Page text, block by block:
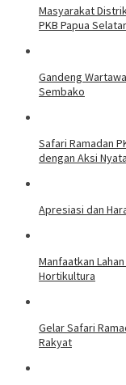
Masyarakat
PKB Papua
​Gandeng
Sembako
Safari Ramadan
dengan Aksi Nyata
Apresiasi dan
Manfaatkan
Hortikultura
Gelar Safari
Rakyat